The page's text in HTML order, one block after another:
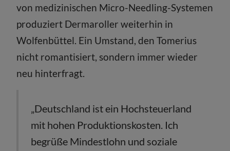
von medizinischen Micro-Needling-Systemen
produziert Dermaroller weiterhin in
Wolfenbüttel. Ein Umstand, den Tomerius
nicht romantisiert, sondern immer wieder
neu hinterfragt.
„Deutschland ist ein Hochsteuerland
mit hohen Produktionskosten. Ich
begrüße Mindestlohn und soziale